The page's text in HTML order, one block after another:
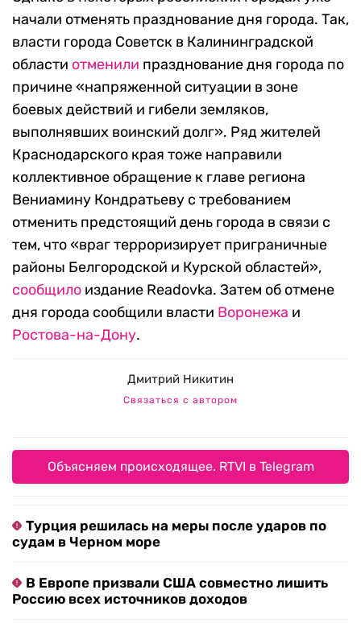
начали отменять празднование дня города. Так,
власти города Советск в Калининградской
области отменили празднование дня города по
причине «напряженной ситуации в зоне
боевых действий и гибели земляков,
выполнявших воинский долг». Ряд жителей
Краснодарского края тоже направили
коллективное обращение к главе региона
Вениамину Кондратьеву с требованием
отменить предстоящий день города в связи с
тем, что «враг терроризирует приграничные
районы Белгородской и Курской областей»,
сообщило издание Readovka. Затем об отмене
дня города сообщили власти Воронежа и
Ростова-на-Дону.
Дмитрий Никитин
Связаться с автором
Объясняем происходящее. RTVI в Telegram
Турция решилась на меры после ударов по
судам в Черном море
В Европе призвали США совместно лишить
Россию всех источников доходов